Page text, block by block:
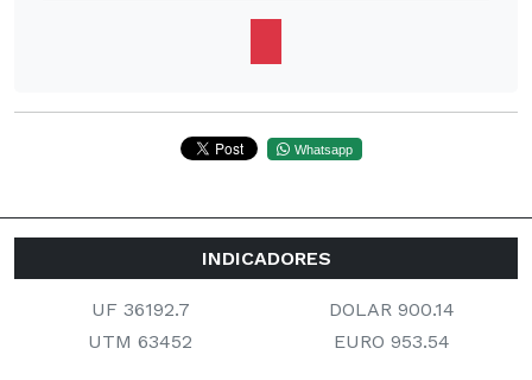
Whatsapp
INDICADORES
UF 36192.7
DOLAR 900.14
UTM 63452
EURO 953.54